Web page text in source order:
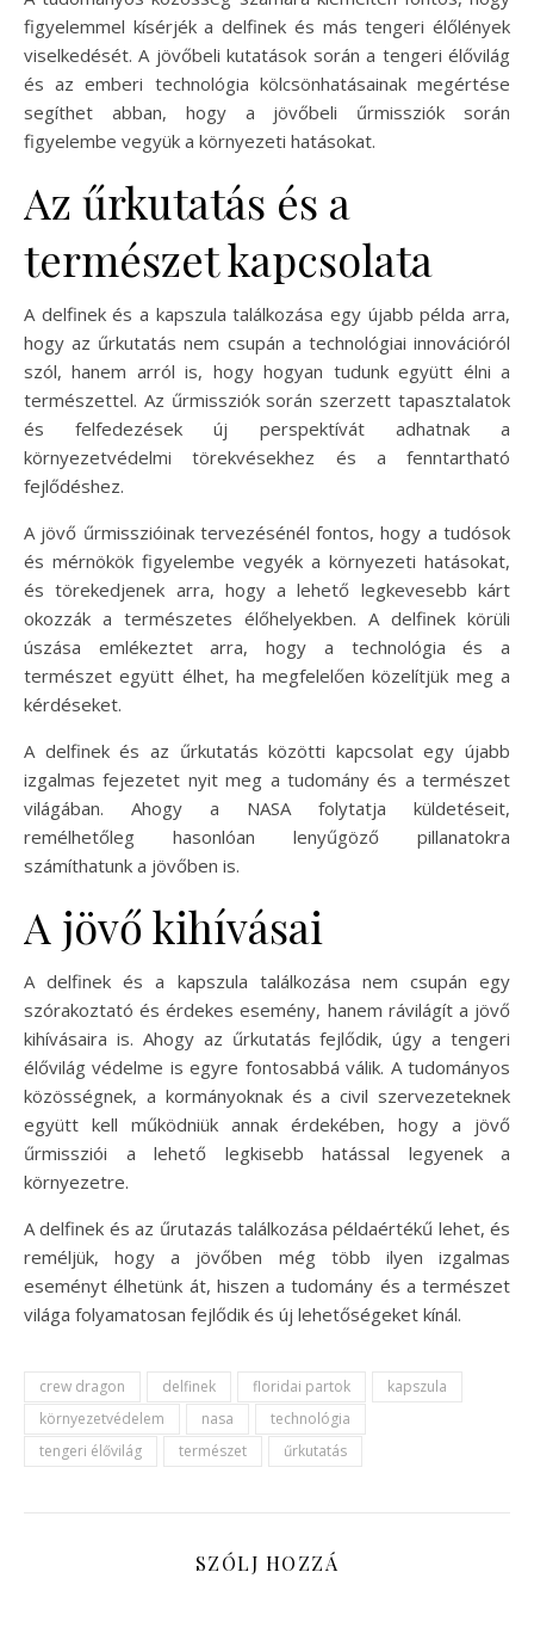
figyelemmel kísérjék a delfinek és más tengeri élőlények
viselkedését. A jövőbeli kutatások során a tengeri élővilág
és az emberi technológia kölcsönhatásainak megértése
segíthet abban, hogy a jövőbeli űrmissziók során
figyelembe vegyük a környezeti hatásokat.
Az űrkutatás és a
természet kapcsolata
A delfinek és a kapszula találkozása egy újabb példa arra,
hogy az űrkutatás nem csupán a technológiai innovációról
szól, hanem arról is, hogy hogyan tudunk együtt élni a
természettel. Az űrmissziók során szerzett tapasztalatok
és felfedezések új perspektívát adhatnak a
környezetvédelmi törekvésekhez és a fenntartható
fejlődéshez.
A jövő űrmisszióinak tervezésénél fontos, hogy a tudósok
és mérnökök figyelembe vegyék a környezeti hatásokat,
és törekedjenek arra, hogy a lehető legkevesebb kárt
okozzák a természetes élőhelyekben. A delfinek körüli
úszása emlékeztet arra, hogy a technológia és a
természet együtt élhet, ha megfelelően közelítjük meg a
kérdéseket.
A delfinek és az űrkutatás közötti kapcsolat egy újabb
izgalmas fejezetet nyit meg a tudomány és a természet
világában. Ahogy a NASA folytatja küldetéseit,
remélhetőleg hasonlóan lenyűgöző pillanatokra
számíthatunk a jövőben is.
A jövő kihívásai
A delfinek és a kapszula találkozása nem csupán egy
szórakoztató és érdekes esemény, hanem rávilágít a jövő
kihívásaira is. Ahogy az űrkutatás fejlődik, úgy a tengeri
élővilág védelme is egyre fontosabbá válik. A tudományos
közösségnek, a kormányoknak és a civil szervezeteknek
együtt kell működniük annak érdekében, hogy a jövő
űrmissziói a lehető legkisebb hatással legyenek a
környezetre.
A delfinek és az űrutazás találkozása példaértékű lehet, és
reméljük, hogy a jövőben még több ilyen izgalmas
eseményt élhetünk át, hiszen a tudomány és a természet
világa folyamatosan fejlődik és új lehetőségeket kínál.
crew dragon delfinek floridai partok
kapszula
környezetvédelem
nasa
technológia
tengeri élővilág
természet űrkutatás
SZÓLJ HOZZÁ